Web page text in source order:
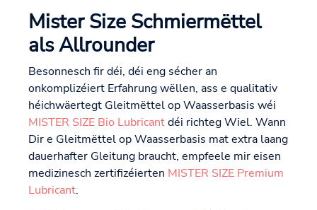
Mister Size Schmiermëttel
als Allrounder
Besonnesch fir déi, déi eng sécher an
onkomplizéiert Erfahrung wëllen, ass e qualitativ
héichwäertegt Gleitmëttel op Waasserbasis wéi
MISTER SIZE Bio Lubricantdéi richteg Wiel. Wann
Dir e Gleitmëttel op Waasserbasis mat extra laang
dauerhafter Gleitung braucht, empfeele mir eisen
medizinesch zertifizéierten MISTER SIZE Premium
Lubricant.